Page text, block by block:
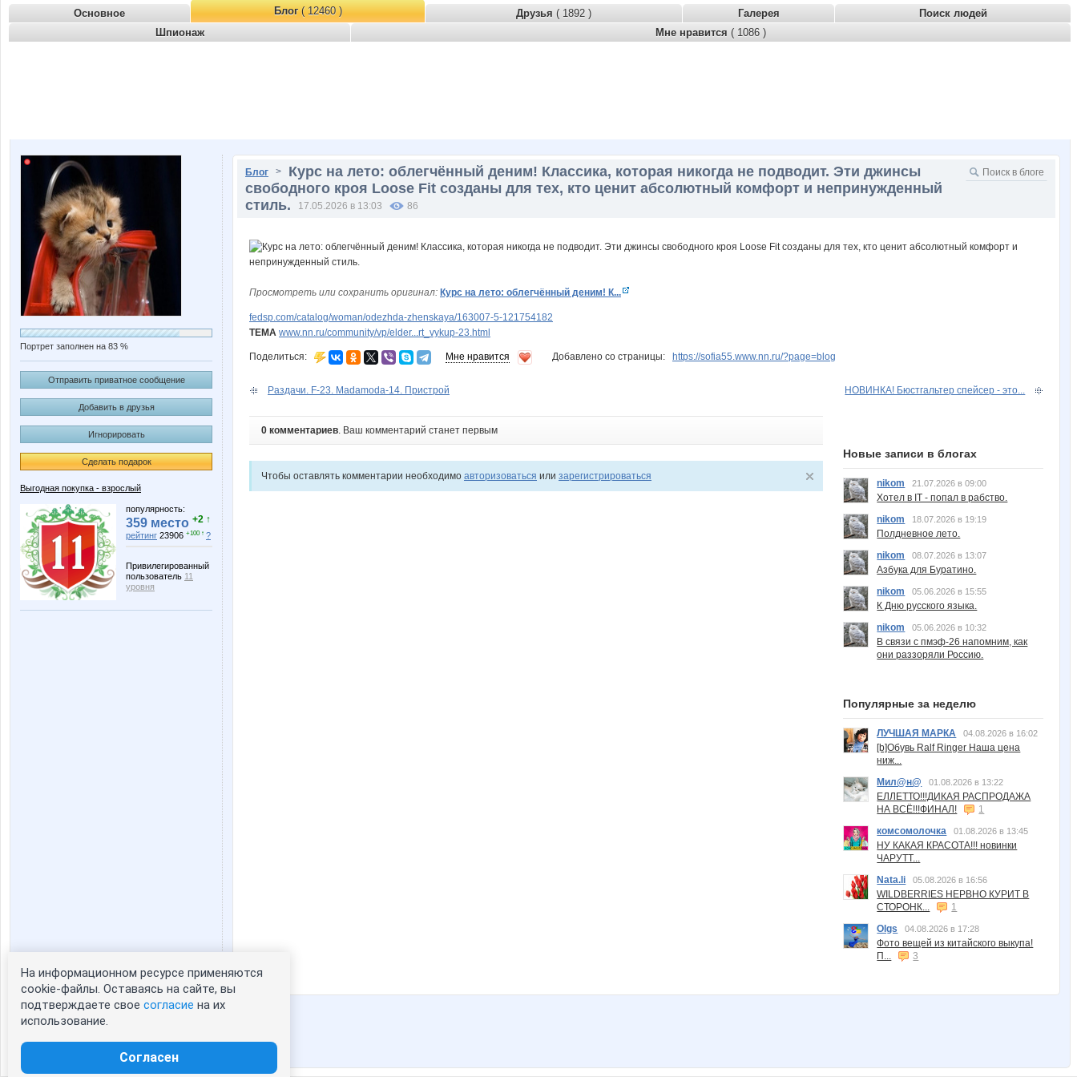
Основное Блог( 12460 ) Друзья ( 1892 ) Галерея
Поиск людей
Шпионаж
Мне нравится ( 1086 )
Портрет заполнен на 83 %
Отправить приватное сообщение
Добавить в друзья
Игнорировать
Сделать подарок
Выгодная покупка - взрослый
популярность:
359 место +2 ↑
рейтинг 23906 +100 ↑ ?
Привилегированный
пользователь 11
уровня
Статистика портрета:
сейчас просматривают портрет - 0
зарегистрированные пользователи
Блог > Курс на лето: облегчённый деним! Классика, которая никогда не подводит. Эти джинсы
свободного кроя Loose Fit созданы для тех, кто ценит абсолютный комфорт и непринужденный
стиль.
17.05.2026 в 13:03 86
Просмотреть или сохранить оригинал: Курс на лето: облегчённый деним! К...
fedsp.com/catalog/woman/odezhda-zhenskaya/163007-5-121754182
ТЕМА www.nn.ru/community/vp/elder...rt_vykup-23.html
Поделиться: Мне нравится Добавлено со страницы: https://sofia55.www.nn.ru/?page=blog
Раздачи. F-23. Madamoda-14. Пристрой НОВИНКА! Бюстгальтер спейсер - это...
0 комментариев. Ваш комментарий станет первым
Чтобы оставлять комментарии необходимо авторизоваться или зарегистрироваться
Новые записи в блогах
nikom 21.07.2026 в 09:00
Хотел в IT - попал в рабство.
nikom
18.07.2026 в 19:19
Полдневное лето.
nikom
08.07.2026 в 13:07
Азбука для Буратино.
nikom
05.06.2026 в 15:55
К Дню русского языка.
nikom
05.06.2026 в 10:32
В связи с пмэф-26 напомним, как
они раззоряли Россию.
Популярные за неделю
ЛУЧШАЯ МАРКА 04.08.2026 в 16:02
[b]Обувь Ralf Ringer Наша цена
ниж...
Мил@н@
01.08.2026 в 13:22
ЕЛЛЕТТО!!!ДИКАЯ РАСПРОДАЖА
НА ВСЁ!!!ФИНАЛ!
1
комсомолочка
01.08.2026 в 13:45
НУ КАКАЯ КРАСОТА!!! новинки
ЧАРУТТ...
Nata.li
05.08.2026 в 16:56
WILDBERRIES НЕРВНО КУРИТ В
СТОРОНК...
1
Olgs
04.08.2026 в 17:28
Фото вещей из китайского выкупа!
П...
3
На информационном ресурсе применяются
cookie-файлы. Оставаясь на сайте, вы
подтверждаете свое согласие на их
использование.
Согласен